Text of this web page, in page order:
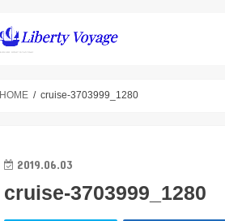
HOME cruise-3703999_1280
2019.06.03
cruise-3703999_1280